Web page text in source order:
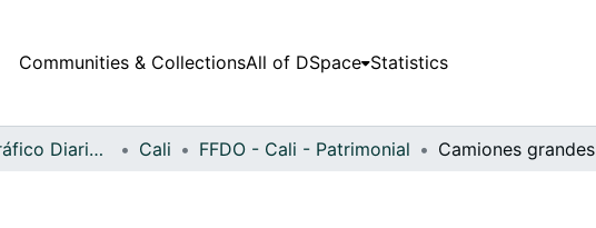
Communities & CollectionsAll of DSpace Statistics
Fondo Fotográfico Diario Occidente Cali FFDO - Cali - Patrimonial Camiones grandes